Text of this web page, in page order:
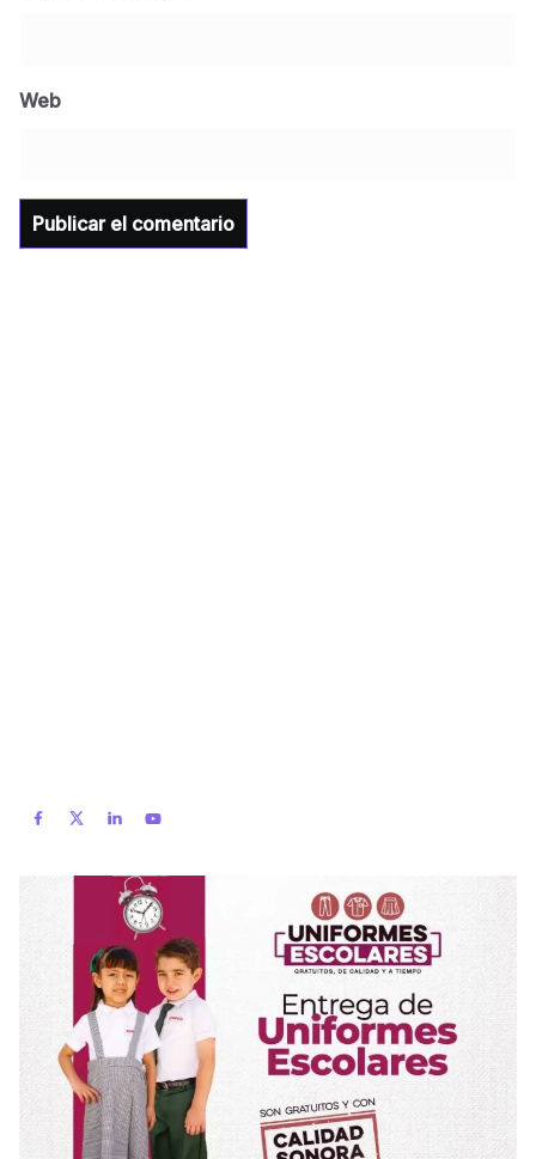
Web
para la Universidad y para el municipio